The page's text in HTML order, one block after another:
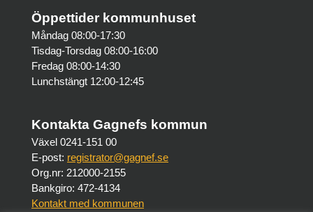
Öppettider kommunhuset
Måndag 08:00-17:30
Tisdag-Torsdag 08:00-16:00
Fredag 08:00-14:30
Lunchstängt 12:00-12:45
Kontakta Gagnefs kommun
Växel 0241-151 00
E-post: registrator@gagnef.se
Org.nr: 212000-2155
Bankgiro: 472-4134
Kontakt med kommunen